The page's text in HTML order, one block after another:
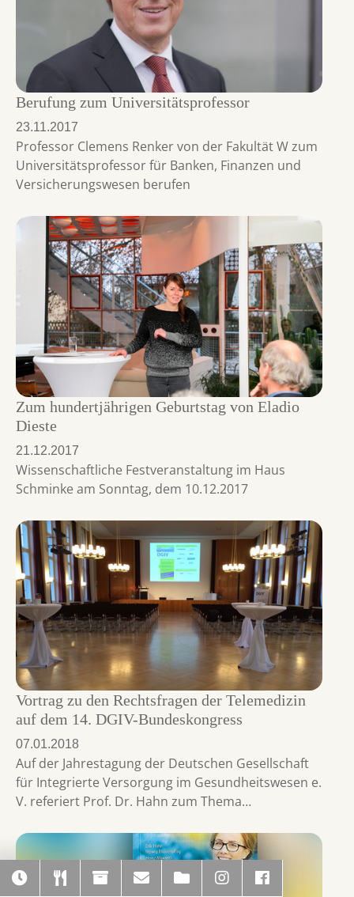
Berufung zum Universitätsprofessor
23.11.2017
Professor Clemens Renker von der Fakultät W zum
Universitätsprofessor für Banken, Finanzen und
Versicherungswesen berufen
Zum hundertjährigen Geburtstag von Eladio
Dieste
21.12.2017
Wissenschaftliche Festveranstaltung im Haus
Schminke am Sonntag, dem 10.12.2017
Vortrag zu den Rechtsfragen der Telemedizin
auf dem 14. DGIV-Bundeskongress
07.01.2018
Auf der Jahrestagung der Deutschen Gesellschaft
für Integrierte Versorgung im Gesundheitswesen e.
V. referiert Prof. Dr. Hahn zum Thema…